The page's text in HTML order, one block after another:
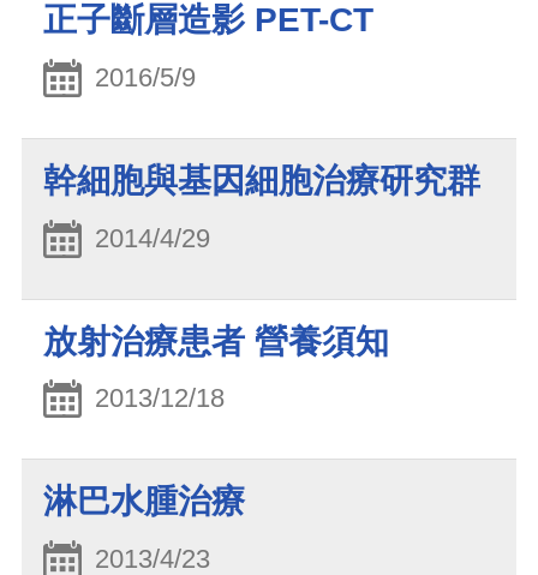
正子斷層造影 PET-CT
2016/5/9
幹細胞與基因細胞治療研究群
2014/4/29
放射治療患者 營養須知
2013/12/18
淋巴水腫治療
2013/4/23